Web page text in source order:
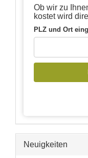
Ob wir zu
kostet wird
PLZ und Ort
Neuigkeiten